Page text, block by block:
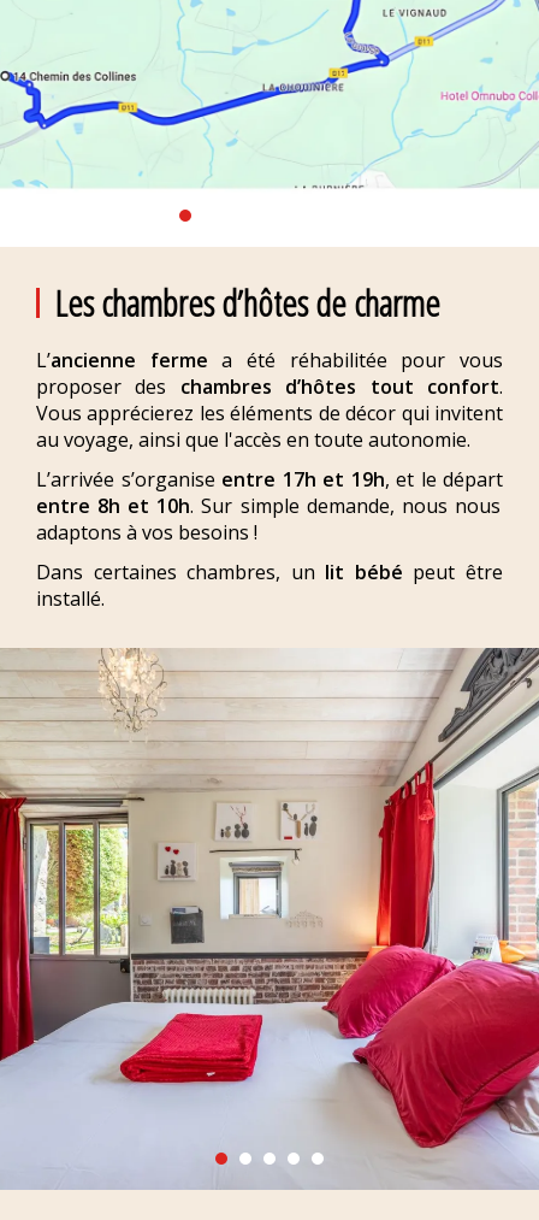
Les chambres d’hôtes de charme
L’ancienne ferme a été réhabilitée pour vous
proposer des chambres d’hôtes tout confort.
Vous apprécierez les éléments de décor qui invitent
au voyage, ainsi que l'accès en toute autonomie.
L’arrivée s’organise entre 17h et 19h, et le départ
entre 8h et 10h. Sur simple demande, nous nous
adaptons à vos besoins !
Dans certaines chambres, un lit bébé peut être
installé.